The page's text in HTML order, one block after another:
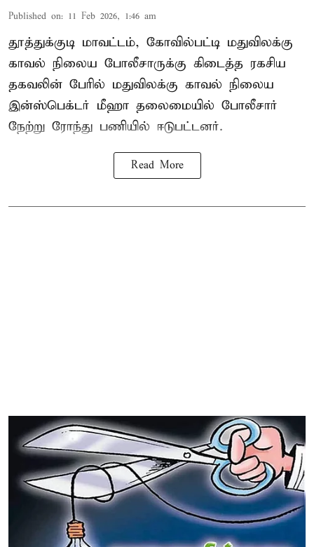
Published on: 11 Feb 2026, 1:46 am
தூத்துக்குடி மாவட்டம், கோவில்பட்டி மதுவிலக்கு
காவல் நிலைய போலீசாருக்கு கிடைத்த ரகசிய
தகவலின் பேரில் மதுவிலக்கு காவல் நிலைய
இன்ஸ்பெக்டர் மீஹா தலைமையில் போலீசார்
நேற்று ரோந்து பணியில் ஈடுபட்டனர்.
Read More